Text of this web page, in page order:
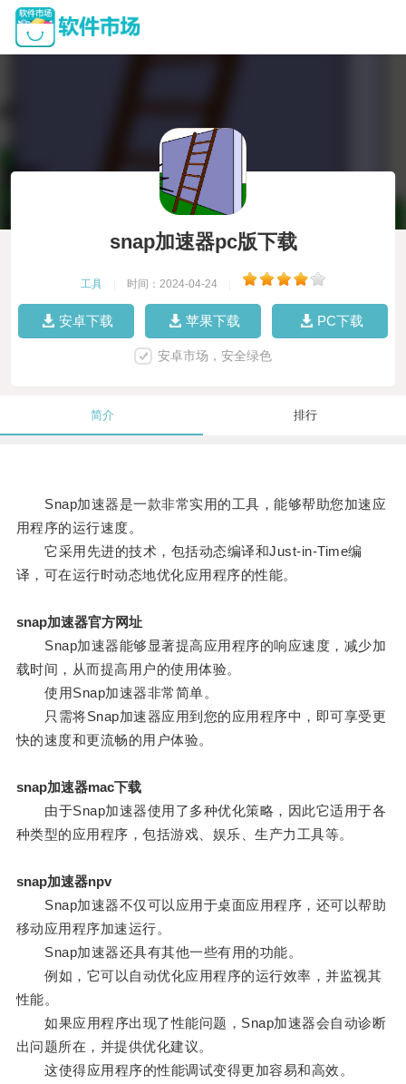
snap加速器pc版下载
工具 时间：2024-04-24
安卓下载 苹果下载 PC下载
安卓市场，安全绿色
简介 排行
Snap加速器是一款非常实用的工具，能够帮助您加速应
用程序的运行速度。
它采用先进的技术，包括动态编译和Just-in-Time编
译，可在运行时动态地优化应用程序的性能。
snap加速器官方网址
Snap加速器能够显著提高应用程序的响应速度，减少加
载时间，从而提高用户的使用体验。
使用Snap加速器非常简单。
只需将Snap加速器应用到您的应用程序中，即可享受更
快的速度和更流畅的用户体验。
snap加速器mac下载
由于Snap加速器使用了多种优化策略，因此它适用于各
种类型的应用程序，包括游戏、娱乐、生产力工具等。
snap加速器npv
Snap加速器不仅可以应用于桌面应用程序，还可以帮助
移动应用程序加速运行。
Snap加速器还具有其他一些有用的功能。
例如，它可以自动优化应用程序的运行效率，并监视其
性能。
如果应用程序出现了性能问题，Snap加速器会自动诊断
出问题所在，并提供优化建议。
这使得应用程序的性能调试变得更加容易和高效。